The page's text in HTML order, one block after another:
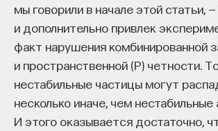
мы говорили в начале этой статьи,
и дополнительно привлек
факт нарушения комбинированной
и пространственной (Р) четности.
нестабильные частицы могут
несколько иначе, чем нестабильные
И этого оказывается достаточно,